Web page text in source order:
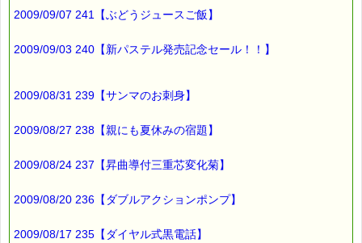
https://pass-thyme.com/special/RescueSpray_gt.asp
https://pass-thyme.com/shopping/1oshi.asp
■ｅパスタイム通信編集長 ルコ＠千葉るみこ 編集後記
日中お日様が出て
2009/09/07 241【ぶどうジュースご飯】
2009/09/03 240【新パステル発売記念セール！！】
2009/08/31 239【サンマのお刺身】
2009/08/27 238【親にも夏休みの宿題】
2009/08/24 237【昇曲導付三重芯変化菊】
2009/08/20 236【ダブルアクションポンプ】
2009/08/17 235【ダイヤル式黒電話】